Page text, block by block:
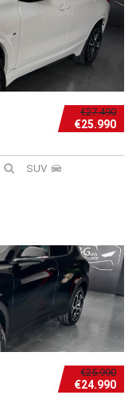
€27.490
€25.990
SUV
€25.990
€24.990